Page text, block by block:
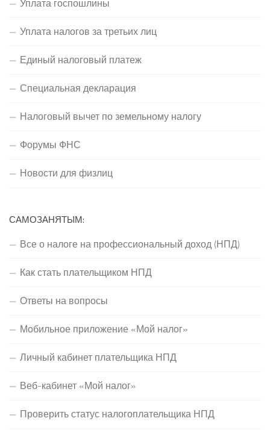
Уплата налогов за третьих лиц
Единый налоговый платеж
Специальная декларация
Налоговый вычет по земельному налогу
Форумы ФНС
Новости для физлиц
САМОЗАНЯТЫМ:
Все о налоге на профессиональный доход (НПД)
Как стать плательщиком НПД
Ответы на вопросы
Мобильное приложение «Мой налог»
Личный кабинет плательщика НПД
Веб-кабинет «Мой налог»
Проверить статус налогоплательщика НПД